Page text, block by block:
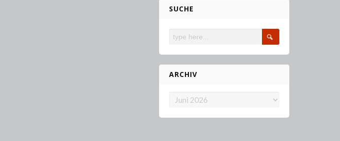
SUCHE
ARCHIV
Archiv